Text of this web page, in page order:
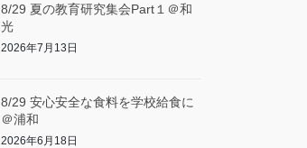
8/29 夏の教育研究集会Part１＠和
光
2026年7月13日
8/29 安心安全な食料を学校給食に
＠浦和
2026年6月18日